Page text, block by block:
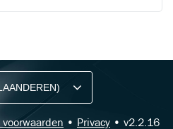
• Privacy • v2.2.16
tips,
van Cartec.